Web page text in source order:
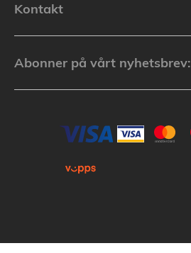
Kontakt
Abonner på vårt nyhetsbrev: